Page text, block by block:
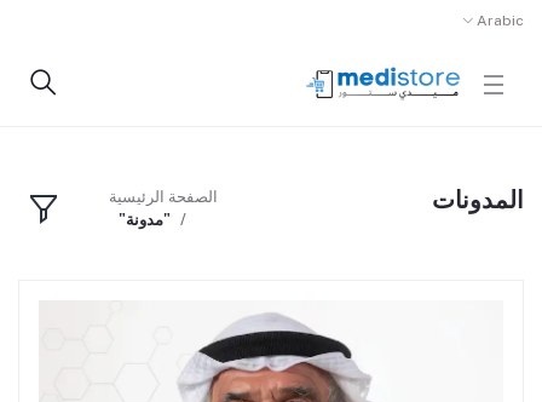
Arabic
المدونات
الصفحة الرئيسية
"مدونة"